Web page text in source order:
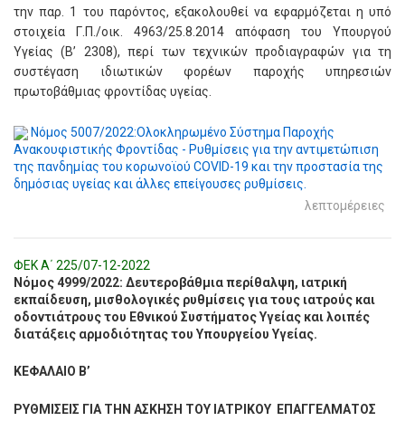
την παρ. 1 του παρόντος, εξακολουθεί να εφαρμόζεται η υπό
στοιχεία Γ.Π./οικ. 4963/25.8.2014 απόφαση του Υπουργού
Υγείας (Β’ 2308), περί των τεχνικών προδιαγραφών για τη
συστέγαση ιδιωτικών φορέων παροχής υπηρεσιών
πρωτοβάθμιας φροντίδας υγείας.
Νόμος 5007/2022:Ολοκληρωμένο Σύστημα Παροχής
Ανακουφιστικής Φροντίδας - Ρυθμίσεις για την αντιμετώπιση
της πανδημίας του κορωνοϊού COVID-19 και την προστασία της
δημόσιας υγείας και άλλες επείγουσες ρυθμίσεις.
λεπτομέρειες
ΦΕΚ Α΄ 225/07-12-2022
Νόμος 4999/2022: Δευτεροβάθμια περίθαλψη, ιατρική
εκπαίδευση, μισθολογικές ρυθμίσεις για τους ιατρούς και
οδοντιάτρους του Εθνικού Συστήματος Υγείας και λοιπές
διατάξεις αρμοδιότητας του Υπουργείου Υγείας.
ΚΕΦΑΛΑΙΟ Β’
ΡΥΘΜΙΣΕΙΣ ΓΙΑ ΤΗΝ ΑΣΚΗΣΗ ΤΟΥ ΙΑΤΡΙΚΟΥ ΕΠΑΓΓΕΛΜΑΤΟΣ